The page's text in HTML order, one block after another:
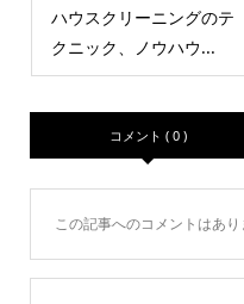
ハウスクリーニングのテ
クニック、ノウハウ...
コメント ( 0 )
この記事へのコメントはあり